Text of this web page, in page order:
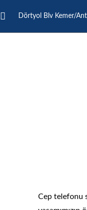
Dörtyol Blv Kemer/
Cep telefonu